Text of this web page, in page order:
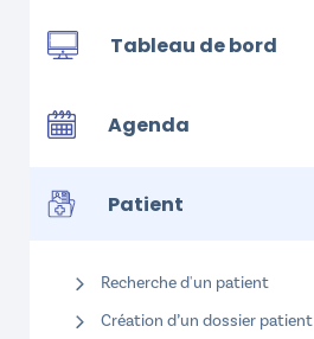
Tableau de bord
Agenda
Patient
Recherche d'un patient
Création d’un dossier patient